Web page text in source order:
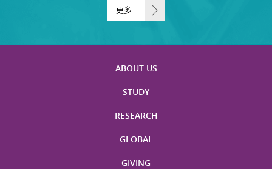
更多
ABOUT US
STUDY
RESEARCH
GLOBAL
GIVING